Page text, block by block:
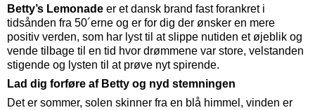
Betty’s Lemonade er et dansk brand fast forankret i
tidsånden fra 50´erne og er for dig der ønsker en mere
positiv verden, som har lyst til at slippe nutiden et øjeblik og
vende tilbage til en tid hvor drømmene var store, velstanden
stigende og lysten til at prøve nyt spirende.
Lad dig forføre af Betty og nyd stemningen
Det er sommer, solen skinner fra en blå himmel, vinden er